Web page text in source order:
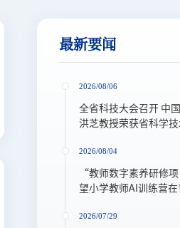
中国海洋大学100周年校庆公
最新要闻
2026/08/06
全省科技大会召开 中
洪芝教授荣获省科学
2026/08/04
“教师数字素养研修
望小学教师AI训练营在
2026/07/29